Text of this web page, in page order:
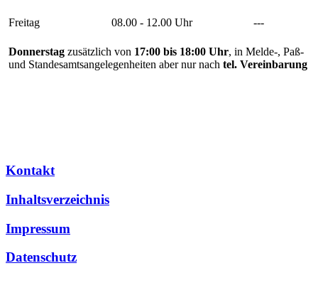
Freitag 08.00 - 12.00 Uhr ---
Donnerstag zusätzlich von 17:00 bis 18:00 Uhr, in Melde-, Paß-
und Standesamtsangelegenheiten aber nur nach tel. Vereinbarung
Kontakt
Inhaltsverzeichnis
Impressum
Datenschutz